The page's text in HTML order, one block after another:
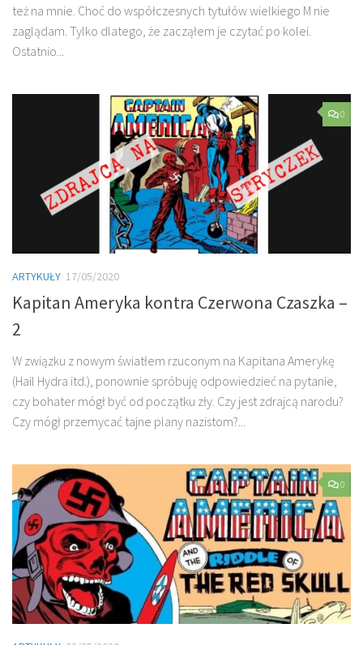
też na mnie. Choć do współczesnych tytułów wielkiego M nie
zaglądam. Tylko dlatego, że zacząłem je czytać po kolei.
Ostatnio...
0
ARTYKUŁY 17/05/2020
Kapitan Ameryka kontra Czerwona Czaszka –
2
W związku z nowym światłem rzuconym na Kapitana Amerykę
(Hail Hydra itd.), ponownie spróbuję odpowiedzieć na pytanie,
czy bohater mógł być od początku zły. Czy jest zdrajcą narodu?
Czy mógł przemycać tajne plany nazistom?...
0